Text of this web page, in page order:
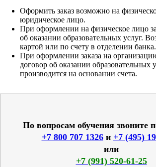
Оформить заказ возможно на
юридическое лицо.
При оформлении на физическое лицо
об оказании образовательных услуг.
картой или по счету в отделении банка.
При оформлении заказа на
договор об оказании образовательных
производится на основании счета.
По вопросам обучения звоните
+7 800 707 1326и +7 (495)
или
+7 (991) 520-61-25